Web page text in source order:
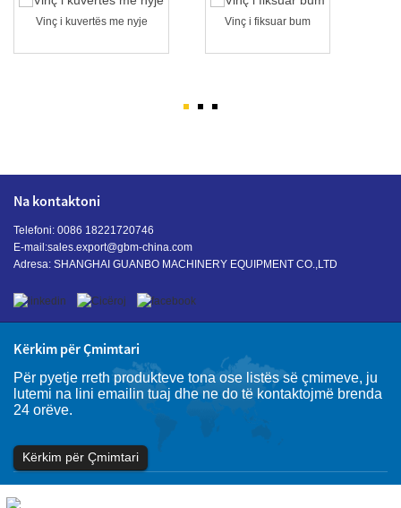
Vinç i kuvertës me nyje Vinç i fiksuar bum
Na kontaktoni
Telefoni: 0086 18221720746
E-mail:sales.export@gbm-china.com
Adresa: SHANGHAI GUANBO MACHINERY EQUIPMENT CO.,LTD
Kërkim për Çmimtari
Për pyetje rreth produkteve tona ose listës së çmimeve, ju
lutemi na lini emailin tuaj dhe ne do të kontaktojmë brenda
24 orëve.
Kërkim për Çmimtari